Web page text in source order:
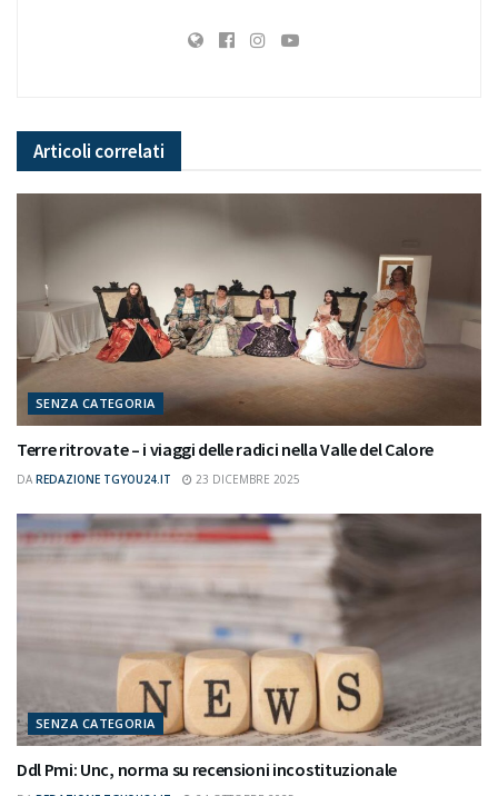
Articoli correlati
SENZA CATEGORIA
Terre ritrovate – i viaggi delle radici nella Valle del Calore
DA REDAZIONE TGYOU24.IT 23 DICEMBRE 2025
SENZA CATEGORIA
Ddl Pmi: Unc, norma su recensioni incostituzionale